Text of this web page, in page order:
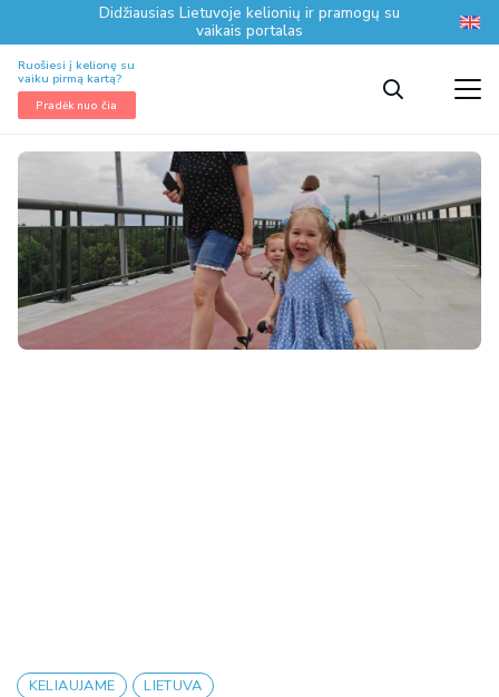
Didžiausias Lietuvoje kelionių ir pramogų su
vaikais portalas
Ruošiesi į kelionę su
vaiku pirmą kartą?
Pradėk nuo čia
KELIAUJAME LIETUVA